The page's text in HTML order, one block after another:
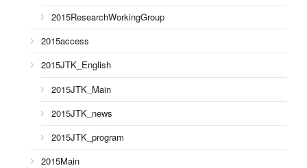
2015ResearchWorkingGroup
2015access
2015JTK_English
2015JTK_Main
2015JTK_news
2015JTK_program
2015Main